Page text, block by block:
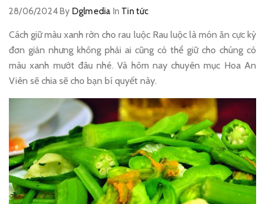
28/06/2024By Dglmedia In Tin tức
Cách giữ màu xanh rờn cho rau luộc Rau luộc là món ăn cực kỳ
đơn giản nhưng không phải ai cũng có thể giữ cho chúng có
màu xanh mướt đâu nhé. Và hôm nay chuyên mục Hoa An
Viên sẽ chia sẽ cho bạn bí quyết này.